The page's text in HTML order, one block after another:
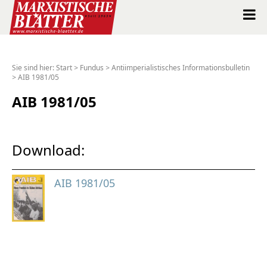
Alle Ausgaben seit 1963
Shop
Abo
Spenden
Sie sind hier:Start > Fundus >Antiimperialistisches Informationsbulletin
>AIB 1981/05
AIB 1981/05
Download:
AIB 1981/05